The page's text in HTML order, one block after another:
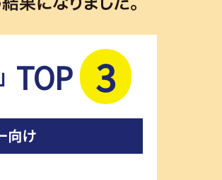
TOP 3
向け